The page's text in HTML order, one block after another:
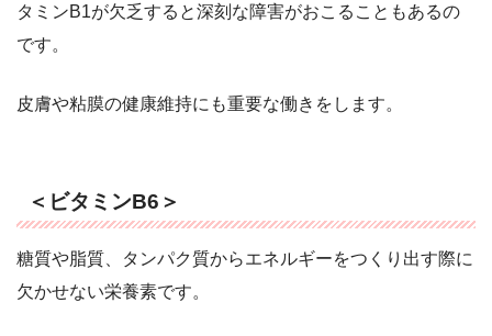
タミンB1が欠乏すると深刻な障害がおこることもあるの
です。
皮膚や粘膜の健康維持にも重要な働きをします。
＜ビタミンB6＞
糖質や脂質、タンパク質からエネルギーをつくり出す際に
欠かせない栄養素です。